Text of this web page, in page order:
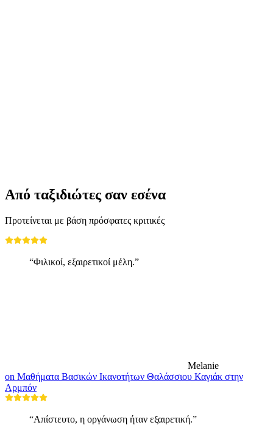
Από ταξιδιώτες σαν εσένα
Προτείνεται με βάση πρόσφατες κριτικές
“Φιλικοί, εξαιρετικοί μέλη.”
Melanie
on Μαθήματα Βασικών Ικανοτήτων Θαλάσσιου Καγιάκ στην
Αρμπόν
“Απίστευτο, η οργάνωση ήταν εξαιρετική.”